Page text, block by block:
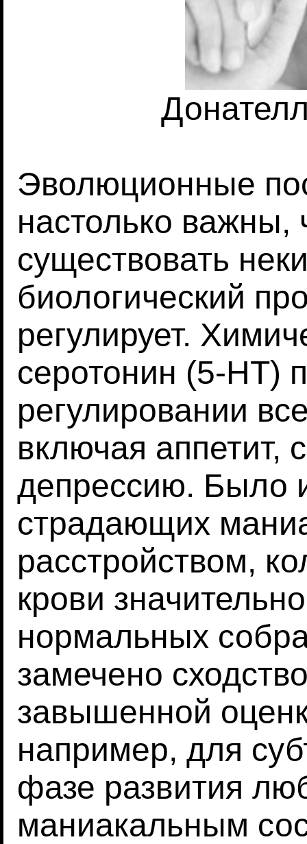
Эволюционные
настолько важны,
существовать
биологический
регулирует.
серотонин (5-НТ)
регулировании
включая аппетит,
депрессию. Было
страдающих
расстройством,
крови
нормальных
замечено
завышенной
например, для
фазе развития
маниакальным